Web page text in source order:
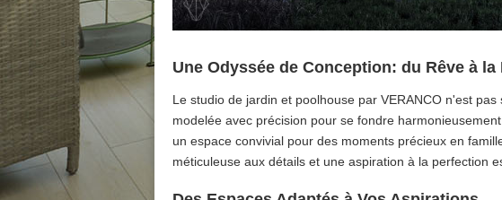
Une Odyssée de Conception: du Rêve à la
Le studio de jardin et poolhouse par VERANCO n'est
modelée avec précision pour se fondre
un espace convivial pour des moments précieux en
méticuleuse aux détails et une aspiration à la perfection